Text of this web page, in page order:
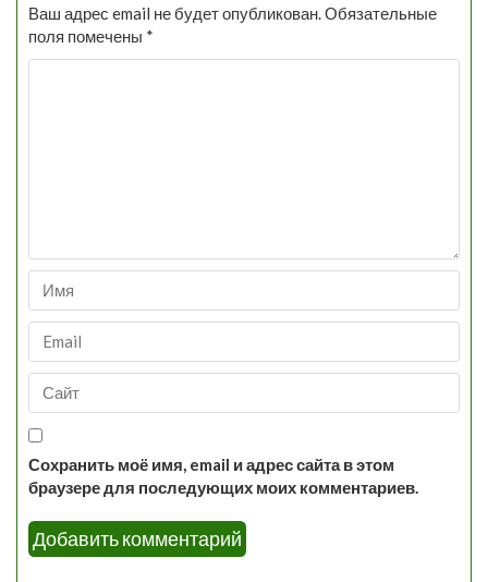
Ваш адрес email не будет опубликован.Обязательные
поля помечены *
Сохранить моё имя, email и адрес сайта в этом
браузере для последующих моих комментариев.